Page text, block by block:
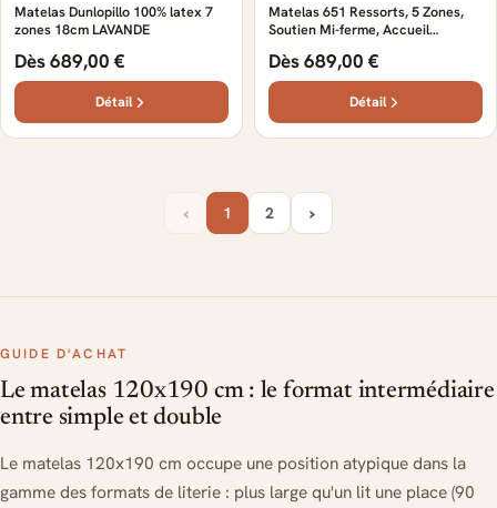
Matelas Dunlopillo 100% latex 7
zones 18cm LAVANDE
Dès 689,00 €
Détail
Matelas 651 Ressorts, 5 Zones,
Soutien Mi-ferme, Accueil
Dès 689,00 €
Détail
‹ 1 2 ›
GUIDE D'ACHAT
Le matelas 120x190 cm : le format intermédiaire
entre simple et double
Le matelas 120x190 cm occupe une position atypique dans la
gamme des formats de literie : plus large qu'un lit une place (90